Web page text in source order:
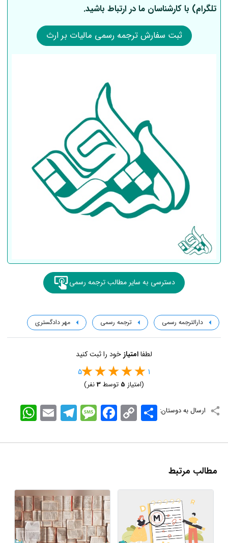
تلگرام) با کارشناسان ما در ارتباط باشید.
ثبت سفارش ترجمه رسمی مالیات بر ارث
دسترسی به سایر مطالب ترجمه رسمی
دارالترجمه رسمی ترجمه رسمی مهر دادگستری
لطفاامتیاز خود را ثبت کنید
1
5
(امتیاز 5 توسط3نفر)
ارسال به دوستان: WhatsApp EmailTelegramMessageFacebook Copy
Link
اشتراک
مطالب مرتبط